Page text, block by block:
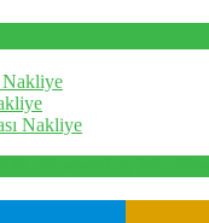
Nakliye